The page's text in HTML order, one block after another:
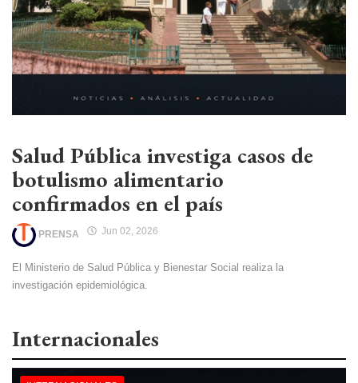
Salud Pública investiga casos de
botulismo alimentario
confirmados en el país
PRENSA Jun 02, 2026
El Ministerio de Salud Pública y Bienestar Social realiza la
investigación epidemiológica.
Internacionales